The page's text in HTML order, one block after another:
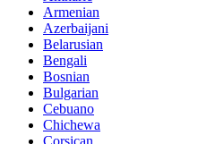
Armenian
Azerbaijani
Belarusian
Bengali
Bosnian
Bulgarian
Cebuano
Chichewa